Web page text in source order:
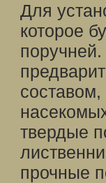
Для
которое
твердые
прочные